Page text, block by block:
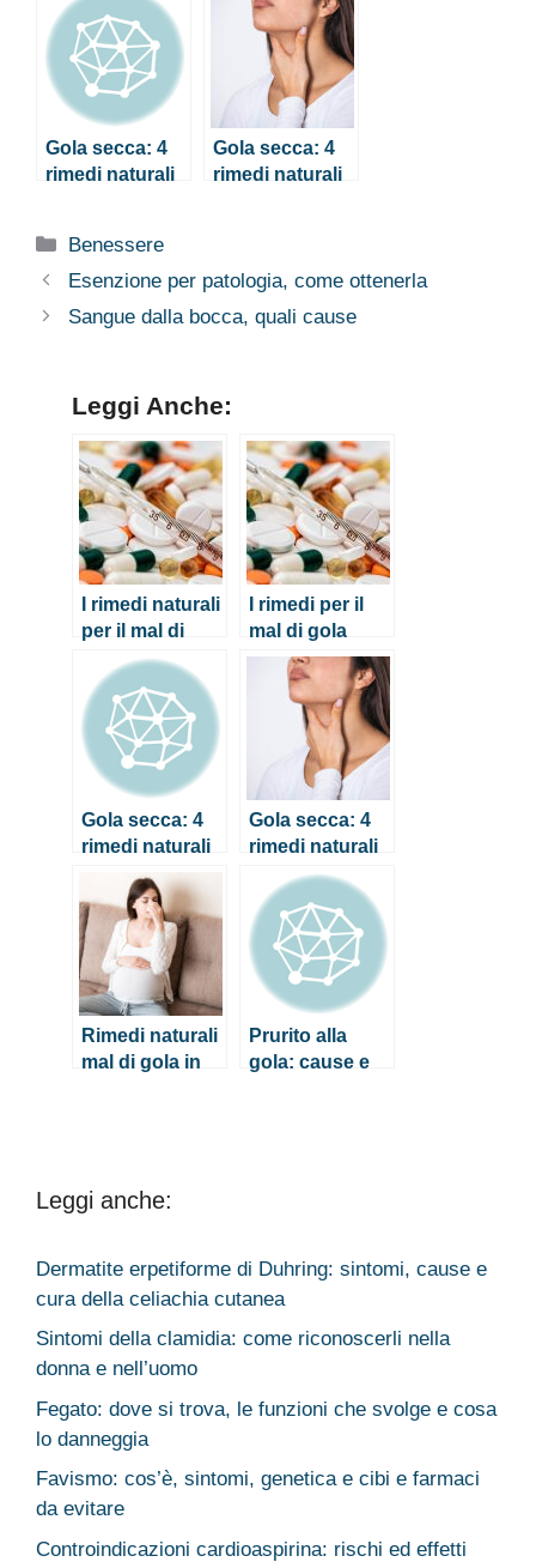
Gola secca: 4
rimedi naturali
Gola secca: 4
rimedi naturali
Categorie
Benessere
Esenzione per patologia, come ottenerla
Sangue dalla bocca, quali cause
Leggi Anche:
I rimedi naturali
per il mal di
I rimedi per il
mal di gola
forte
Gola secca: 4
rimedi naturali
veloci ed
efficaci
Gola secca: 4
rimedi naturali
veloci ed
efficaci
Rimedi naturali
mal di gola in
Prurito alla
gola: cause e
Leggi anche:
Dermatite erpetiforme di Duhring: sintomi, cause e
cura della celiachia cutanea
Sintomi della clamidia: come riconoscerli nella
donna e nell’uomo
Fegato: dove si trova, le funzioni che svolge e cosa
lo danneggia
Favismo: cos’è, sintomi, genetica e cibi e farmaci
da evitare
Controindicazioni cardioaspirina: rischi ed effetti